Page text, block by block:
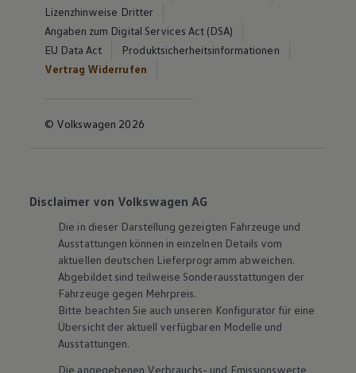
Lizenzhinweise Dritter
Angaben zum Digital Services Act (DSA)
EU Data Act
Produktsicherheitsinformationen
Vertrag Widerrufen
© Volkswagen 2026
Disclaimer von Volkswagen AG
Die in dieser Darstellung gezeigten Fahrzeuge und
Ausstattungen können in einzelnen Details vom
aktuellen deutschen Lieferprogramm abweichen.
Abgebildet sind teilweise Sonderausstattungen der
Fahrzeuge gegen Mehrpreis.
Bitte beachten Sie auch unseren Konfigurator für eine
Übersicht der aktuell verfügbaren Modelle und
Ausstattungen.
Die angegebenen Verbrauchs- und Emissionswerte